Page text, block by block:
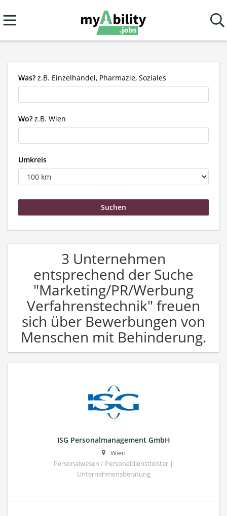
Was? z.B. Einzelhandel, Pharmazie, Soziales
Wo? z.B. Wien
Umkreis
3 Unternehmen
entsprechend der Suche
"Marketing/PR/Werbung
Verfahrenstechnik" freuen
sich über Bewerbungen von
Menschen mit Behinderung.
ISG Personalmanagement GmbH
Wien
Personalwesen / Personaldienstleister |
Unternehmensberatung